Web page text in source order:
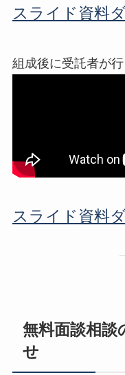
スライド資料
組成後に受託者が
スライド資料
無料面談相談
せ